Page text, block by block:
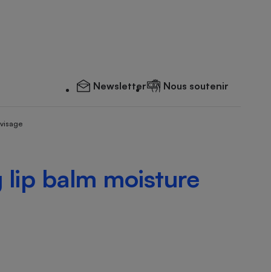
Newsletter Nous soutenir
balm moisture